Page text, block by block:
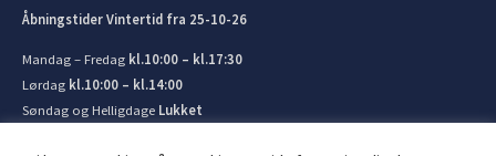
Åbningstider Vintertid fra 25-10-26
Mandag – Fredag kl.10:00 – kl.17:30
Lørdag kl.10:00 – kl.14:00
Søndag og Helligdage Lukket